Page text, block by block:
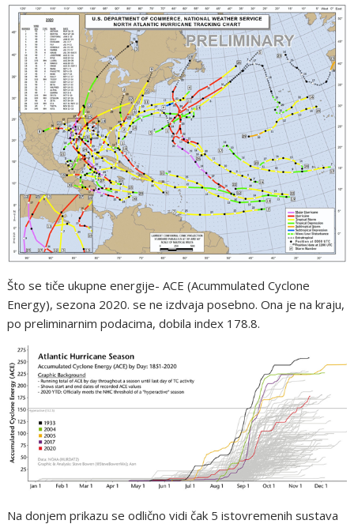
Što se tiče ukupne energije- ACE (Acummulated Cyclone
Energy), sezona 2020. se ne izdvaja posebno. Ona je na kraju,
po preliminarnim podacima, dobila index 178.8.
Na donjem prikazu se odlično vidi čak 5 istovremenih sustava